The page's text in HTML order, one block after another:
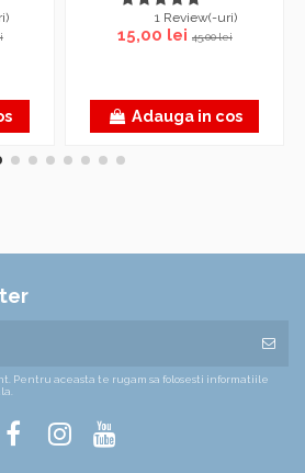
1 Review(-uri)
15,00 lei 45,00 lei
Adauga in cos
Pentru aceasta te rugam sa folosesti informatiile